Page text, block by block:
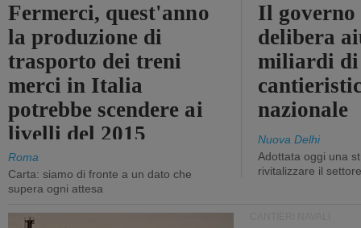
Fermerci, quest'anno
la produzione di
trasporto dei treni
merci in Italia
potrebbe scendere ai
livelli del 2015
Roma
Carta: siamo di fronte a un dato che
supera ogni attesa
Il
delibera
miliardi
nazionale
Nuova Delhi
Adottata oggi una
rivitalizzare il settore